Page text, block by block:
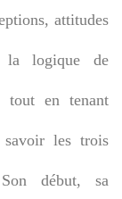
attitudes
la logique de
tout en tenant
savoir les trois
début, sa